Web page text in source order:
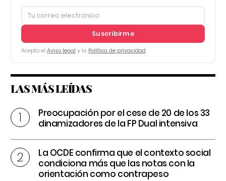
Suscribirme
Acepto el Aviso legal y la Política de privacidad
LAS MÁS LEÍDAS
Preocupación por el cese de 20 de los 33
dinamizadores de la FP Dual intensiva
La OCDE confirma que el contexto social
condiciona más que las notas con la
orientación como contrapeso